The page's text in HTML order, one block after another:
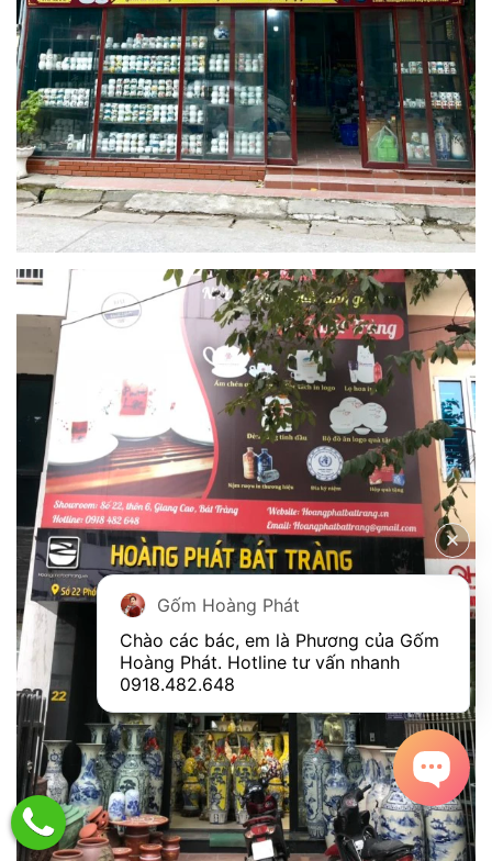
Gốm Hoàng Phát
Chào các bác, em là Phương của Gốm
0918.482.648